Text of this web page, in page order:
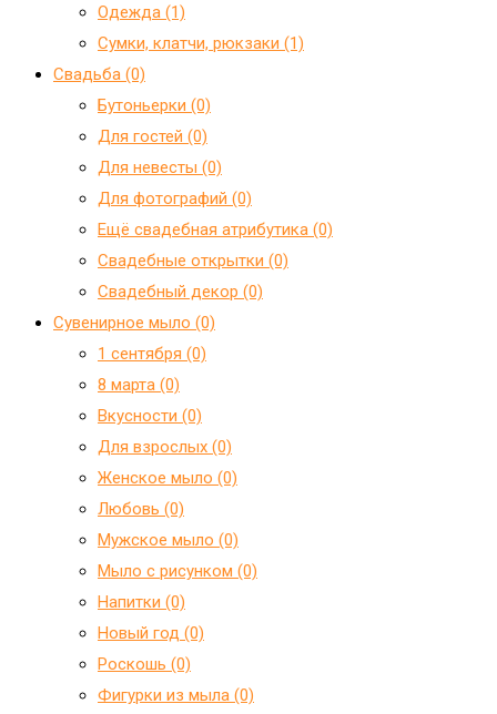
Одежда (1)
Сумки, клатчи, рюкзаки (1)
Свадьба (0)
Бутоньерки (0)
Для гостей (0)
Для невесты (0)
Для фотографий (0)
Ещё свадебная атрибутика (0)
Свадебные открытки (0)
Свадебный декор (0)
Сувенирное мыло (0)
1 сентября (0)
8 марта (0)
Вкусности (0)
Для взрослых (0)
Женское мыло (0)
Любовь (0)
Мужское мыло (0)
Мыло с рисунком (0)
Напитки (0)
Новый год (0)
Роскошь (0)
Фигурки из мыла (0)